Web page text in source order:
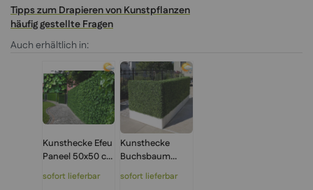
Tipps zum Drapieren von Kunstpflanzen
häufig gestellte Fragen
Auch erhältlich in:
Kunsthecke Efeu
Paneel 50x50 cm
wetterfest –
Sichtschutzwan
sofort lieferbar
Kunsthecke
Buchsbaum
Paneel 50x50 cm
wetterfest –
sofort lieferbar